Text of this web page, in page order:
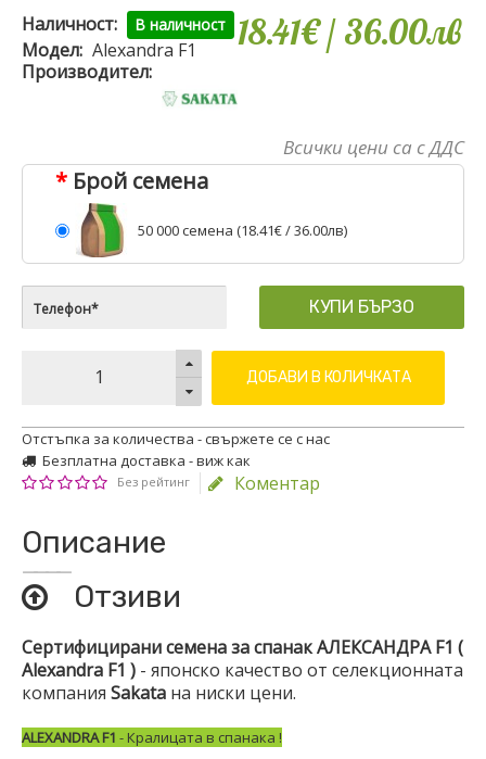
Наличност: В наличност
Модел: Alexandra F1
Производител:
18.41€/ 36.00лв
Всички цени са с ДДС
Брой семена
50 000 семена (18.41€/ 36.00лв)
КУПИ БЪРЗО
ДОБАВИ В КОЛИЧКАТА
Отстъпка за количества - свържете се с нас
Безплатна доставка - виж как
Без рейтинг Коментар
Описание
Отзиви
Сертифицирани семена за спанак АЛЕКСАНДРА F1 (
Alexandra F1 ) - японско качество от селекционната
компания Sakata на ниски цени.
ALEXANDRA F1 - Кралицата в спанака !